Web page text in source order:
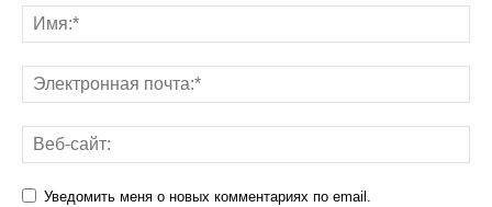
Уведомить меня о новых комментариях по email.